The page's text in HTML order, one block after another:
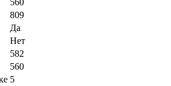
809
Да
Нет
582
560
5